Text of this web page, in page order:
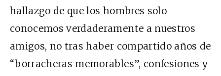
hallazgo de que los hombres solo
conocemos verdaderamente a nuestros
amigos, no tras haber compartido años de
“borracheras memorables”, confesiones y